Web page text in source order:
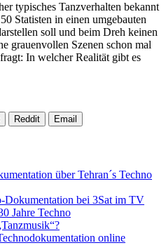
typisches Tanzverhalten bekannt
Statisten in einen umgebauten
soll und beim Dreh keinen
grauenvollen Szenen schon mal
In welcher Realität gibt es
Reddit Email
über Tehran´s Techno
Dokumentation bei 3Sat im TV
Jahre Techno
online